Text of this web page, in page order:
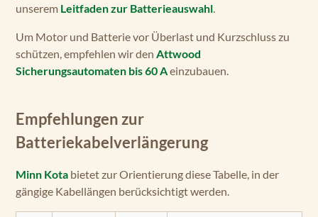
unserem Leitfaden zur Batterieauswahl.
Um Motor und Batterie vor Überlast und Kurzschluss zu
schützen, empfehlen wir den Attwood
Sicherungsautomaten bis 60 Aeinzubauen.
Empfehlungen zur
Batteriekabelverlängerung
Minn Kota bietet zur Orientierung diese Tabelle, in der
gängige Kabellängen berücksichtigt werden.